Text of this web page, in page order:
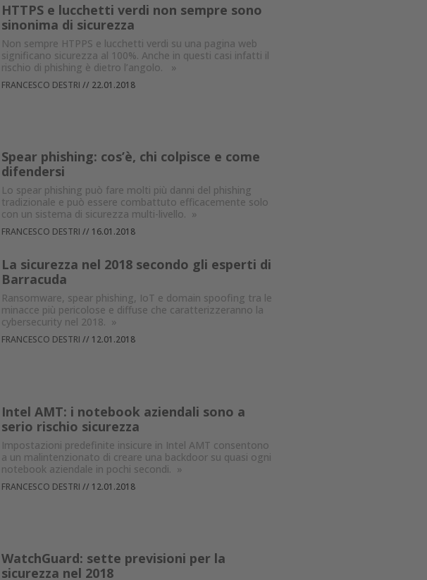
HTTPS e lucchetti verdi non sempre sono
sinonima di sicurezza
Non sempre HTPPS e lucchetti verdi su una pagina web
significano sicurezza al 100%. Anche in questi casi infatti il
rischio di phishing è dietro l’angolo.
»
FRANCESCO DESTRI // 22.01.2018
Spear phishing: cos’è, chi colpisce e come
difendersi
Lo spear phishing può fare molti più danni del phishing
tradizionale e può essere combattuto efficacemente solo
con un sistema di sicurezza multi-livello. »
FRANCESCO DESTRI // 16.01.2018
La sicurezza nel 2018 secondo gli esperti di
Barracuda
Ransomware, spear phishing, IoT e domain spoofing tra le
minacce più pericolose e diffuse che caratterizzeranno la
cybersecurity nel 2018. »
FRANCESCO DESTRI // 12.01.2018
Intel AMT: i notebook aziendali sono a
serio rischio sicurezza
Impostazioni predefinite insicure in Intel AMT consentono
a un malintenzionato di creare una backdoor su quasi ogni
notebook aziendale in pochi secondi. »
FRANCESCO DESTRI // 12.01.2018
WatchGuard: sette previsioni per la
sicurezza nel 2018